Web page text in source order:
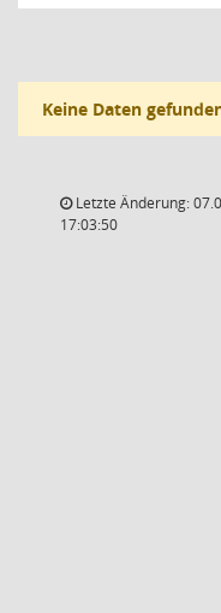
Keine Daten
Letzte Änderung:
17:03:50